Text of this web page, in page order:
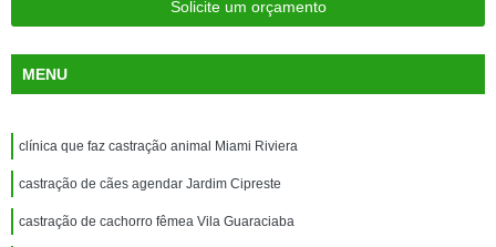
Solicite um orçamento
MENU
clínica que faz castração animal Miami Riviera
castração de cães agendar Jardim Cipreste
castração de cachorro fêmea Vila Guaraciaba